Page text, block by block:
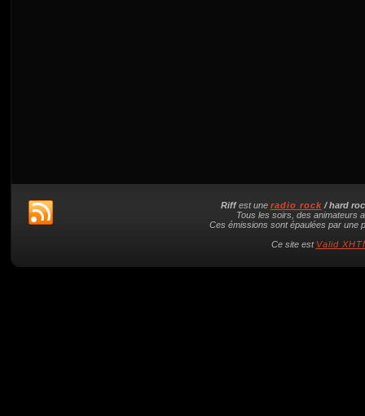
Riffest une radio rock/ hard
Tous les soirs, des animateurs
Ces émissions sont épaulées par une
Ce site est Valid